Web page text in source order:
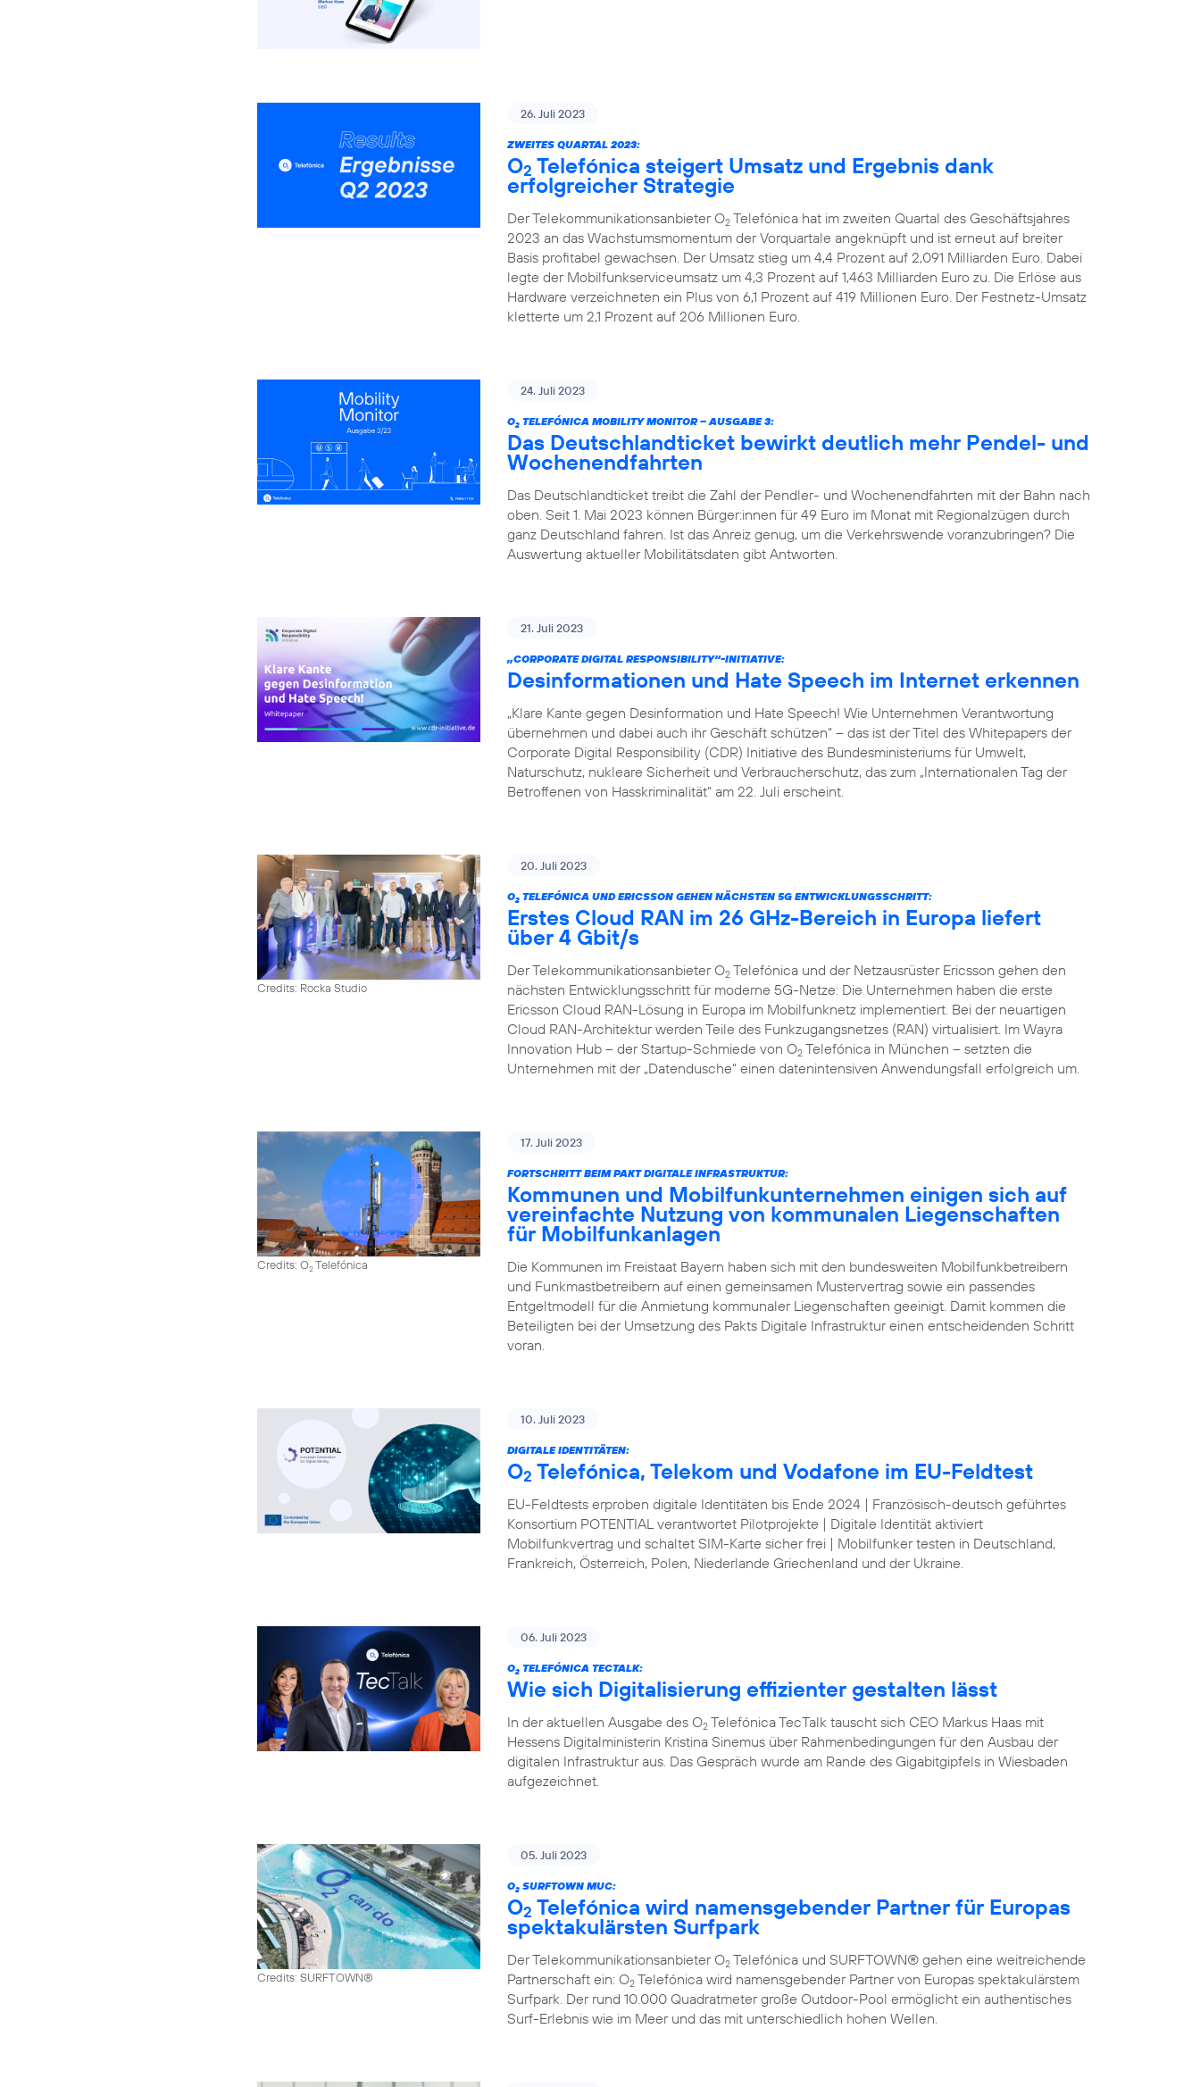
26. Juli 2023
ZWEITES QUARTAL 2023:
O2 Telefónica steigert Umsatz und Ergebnis dank
erfolgreicher Strategie
Der Telekommunikationsanbieter O2 Telefónica hat im zweiten Quartal des Geschäftsjahres
2023 an das Wachstumsmomentum der Vorquartale angeknüpft und ist erneut auf breiter
Basis profitabel gewachsen. Der Umsatz stieg um 4,4 Prozent auf 2,091 Milliarden Euro. Dabei
legte der Mobilfunkserviceumsatz um 4,3 Prozent auf 1,463 Milliarden Euro zu. Die Erlöse aus
Hardware verzeichneten ein Plus von 6,1 Prozent auf 419 Millionen Euro. Der Festnetz-Umsatz
kletterte um 2,1 Prozent auf 206 Millionen Euro.
24. Juli 2023
O2 TELEFÓNICA MOBILITY MONITOR – AUSGABE 3:
Das Deutschlandticket bewirkt deutlich mehr Pendel- und
Wochenendfahrten
Das Deutschlandticket treibt die Zahl der Pendler- und Wochenendfahrten mit der Bahn nach
oben. Seit 1. Mai 2023 können Bürger:innen für 49 Euro im Monat mit Regionalzügen durch
ganz Deutschland fahren. Ist das Anreiz genug, um die Verkehrswende voranzubringen? Die
Auswertung aktueller Mobilitätsdaten gibt Antworten.
21. Juli 2023
„CORPORATE DIGITAL RESPONSIBILITY“-INITIATIVE:
Desinformationen und Hate Speech im Internet erkennen
„Klare Kante gegen Desinformation und Hate Speech! Wie Unternehmen Verantwortung
übernehmen und dabei auch ihr Geschäft schützen“ – das ist der Titel des Whitepapers der
Corporate Digital Responsibility (CDR) Initiative des Bundesministeriums für Umwelt,
Naturschutz, nukleare Sicherheit und Verbraucherschutz, das zum „Internationalen Tag der
Betroffenen von Hasskriminalität“ am 22. Juli erscheint.
Credits: Rocka Studio
20. Juli 2023
O2 TELEFÓNICA UND ERICSSON GEHEN NÄCHSTEN 5G ENTWICKLUNGSSCHRITT:
Erstes Cloud RAN im 26 GHz-Bereich in Europa liefert
über 4 Gbit/s
Der Telekommunikationsanbieter O2 Telefónica und der Netzausrüster Ericsson gehen den
nächsten Entwicklungsschritt für moderne 5G-Netze: Die Unternehmen haben die erste
Ericsson Cloud RAN-Lösung in Europa im Mobilfunknetz implementiert. Bei der neuartigen
Cloud RAN-Architektur werden Teile des Funkzugangsnetzes (RAN) virtualisiert. Im Wayra
Innovation Hub – der Startup-Schmiede von O2 Telefónica in München – setzten die
Unternehmen mit der „Datendusche“ einen datenintensiven Anwendungsfall erfolgreich um.
Credits: O2Telefónica
17. Juli 2023
FORTSCHRITT BEIM PAKT DIGITALE INFRASTRUKTUR:
Kommunen und Mobilfunkunternehmen einigen sich auf
vereinfachte Nutzung von kommunalen Liegenschaften
für Mobilfunkanlagen
Die Kommunen im Freistaat Bayern haben sich mit den bundesweiten Mobilfunkbetreibern
und Funkmastbetreibern auf einen gemeinsamen Mustervertrag sowie ein passendes
Entgeltmodell für die Anmietung kommunaler Liegenschaften geeinigt. Damit kommen die
Beteiligten bei der Umsetzung des Pakts Digitale Infrastruktur einen entscheidenden Schritt
voran.
10. Juli 2023
DIGITALE IDENTITÄTEN:
O2 Telefónica, Telekom und Vodafone im EU-Feldtest
EU-Feldtests erproben digitale Identitäten bis Ende 2024 | Französisch-deutsch geführtes
Konsortium POTENTIAL verantwortet Pilotprojekte | Digitale Identität aktiviert
Mobilfunkvertrag und schaltet SIM-Karte sicher frei | Mobilfunker testen in Deutschland,
Frankreich, Österreich, Polen, Niederlande Griechenland und der Ukraine.
06. Juli 2023
O2 TELEFÓNICA TECTALK:
Wie sich Digitalisierung effizienter gestalten lässt
In der aktuellen Ausgabe des O2 Telefónica TecTalk tauscht sich CEO Markus Haas mit
Hessens Digitalministerin Kristina Sinemus über Rahmenbedingungen für den Ausbau der
digitalen Infrastruktur aus. Das Gespräch wurde am Rande des Gigabitgipfels in Wiesbaden
aufgezeichnet.
Credits: SURFTOWN®
05. Juli 2023
O2 SURFTOWN MUC:
O2 Telefónica wird namensgebender Partner für Europas
spektakulärsten Surfpark
Der Telekommunikationsanbieter O2 Telefónica und SURFTOWN® gehen eine weitreichende
Partnerschaft ein: O2 Telefónica wird namensgebender Partner von Europas spektakulärstem
Surfpark. Der rund 10.000 Quadratmeter große Outdoor-Pool ermöglicht ein authentisches
Surf-Erlebnis wie im Meer und das mit unterschiedlich hohen Wellen.